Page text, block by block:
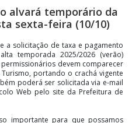
alvará temporário da
sexta-feira (10/10)
a solicitação de taxa e pagamento
temporada 2025/2026 (verão)
devem comparecer
portando o crachá vigente
poderá ser solicitada via e-mail
Web pelo site da Prefeitura de
importante para que possamos